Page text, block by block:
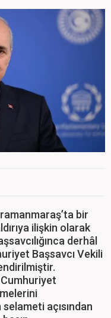
bir
ilişkin olarak
derhâl
Başsavcı Vekili
açısından